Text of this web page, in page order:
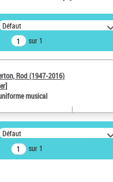
avancée dans les
à l'auteur :
Rod (1947-2016)
d'autorité
d'autorité
Défaut
sur 1
Rod (1947-2016)
musical
Défaut
sur 1